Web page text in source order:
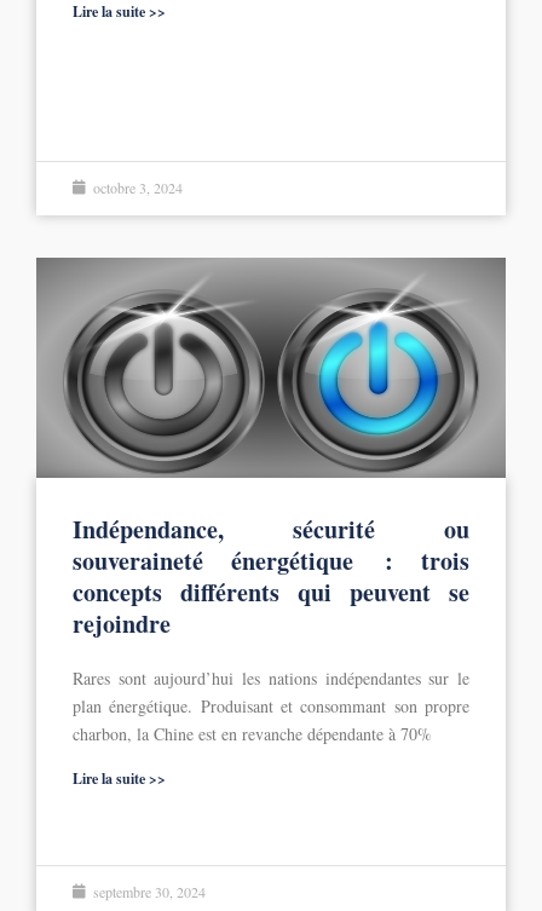
Lire la suite >>
octobre 3, 2024
Indépendance, sécurité ou
souveraineté énergétique : trois
concepts différents qui peuvent se
rejoindre
Rares sont aujourd’hui les nations indépendantes sur le
plan énergétique. Produisant et consommant son propre
charbon, la Chine est en revanche dépendante à 70%
Lire la suite >>
septembre 30, 2024